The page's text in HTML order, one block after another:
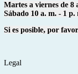
Martes a viernes de 8
Sábado 10 a. m. - 1 p.
Si es posible, por
Legal